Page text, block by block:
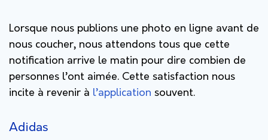
Lorsque nous publions une photo en ligne avant de
nous coucher, nous attendons tous que cette
notification arrive le matin pour dire combien de
personnes l’ont aimée. Cette satisfaction nous
incite à revenir à l’application souvent.
Adidas